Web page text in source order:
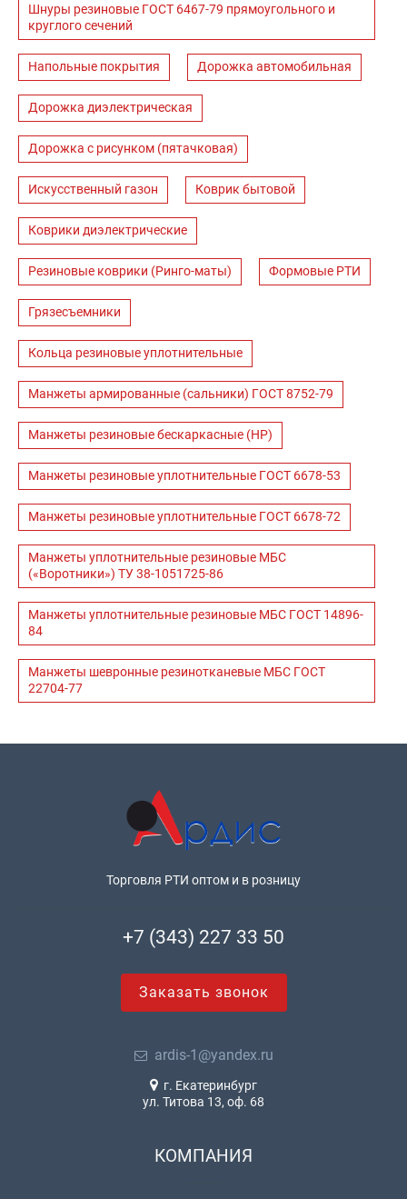
Шнуры резиновые ГОСТ 6467-79 прямоугольного и
круглого сечений
Напольные покрытия Дорожка автомобильная
Дорожка диэлектрическая
Дорожка с рисунком (пятачковая)
Искусственный газон Коврик бытовой
Коврики диэлектрические
Резиновые коврики (Ринго-маты) Формовые РТИ
Грязесъемники
Кольца резиновые уплотнительные
Манжеты армированные (сальники) ГОСТ 8752-79
Манжеты резиновые бескаркасные (НР)
Манжеты резиновые уплотнительные ГОСТ 6678-53
Манжеты резиновые уплотнительные ГОСТ 6678-72
Манжеты уплотнительные резиновые МБС
(«Воротники») ТУ 38-1051725-86
Манжеты уплотнительные резиновые МБС ГОСТ 14896-
84
Манжеты шевронные резинотканевые МБС ГОСТ
22704-77
Торговля РТИ оптом и в розницу
+7 (343) 227 33 50
Заказать звонок
ardis-1@yandex.ru
г. Екатеринбург
ул. Титова 13, оф. 68
КОМПАНИЯ